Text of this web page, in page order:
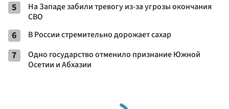
5
На Западе забили тревогу из-за угрозы окончания
СВО
6 В России стремительно дорожает сахар
7
Одно государство отменило признание Южной
Осетии и Абхазии